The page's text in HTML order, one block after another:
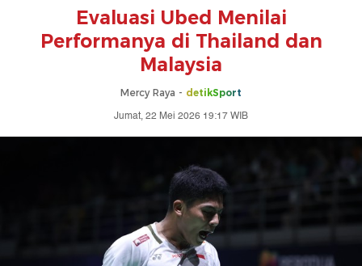
Evaluasi Ubed Menilai
Performanya di Thailand dan
Malaysia
Mercy Raya - detikSport
Jumat, 22 Mei 2026 19:17 WIB